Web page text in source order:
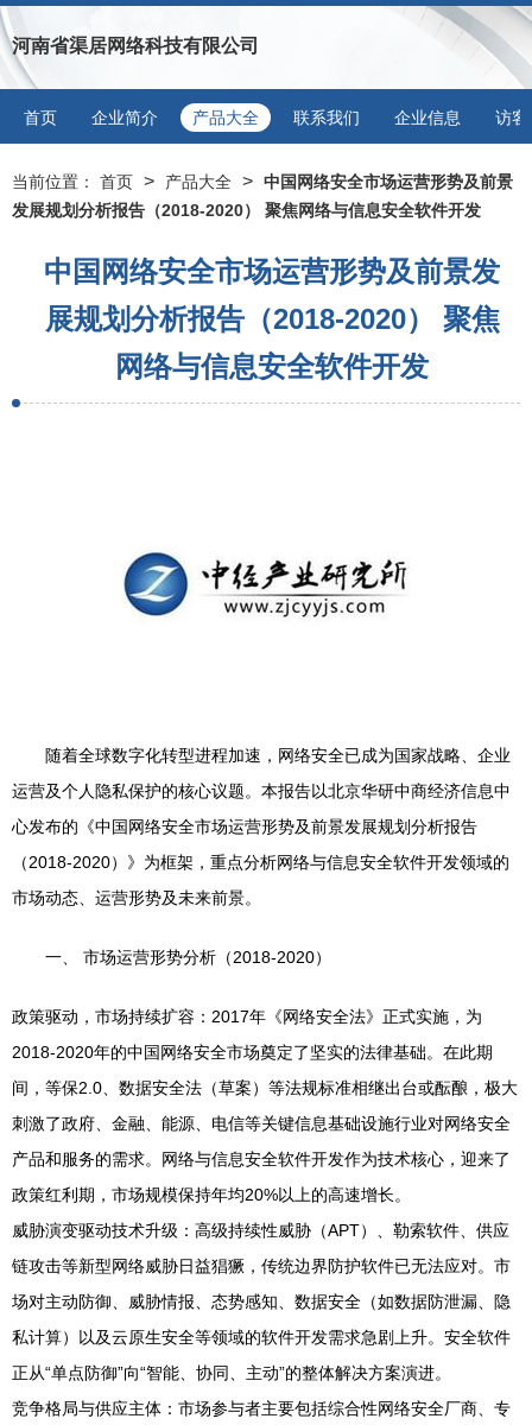
河南省渠居网络科技有限公司
首页 企业简介 产品大全 联系我们 企业信息 访客
当前位置： 首页 > 产品大全 > 中国网络安全市场运营形势及前景
发展规划分析报告（2018-2020） 聚焦网络与信息安全软件开发
中国网络安全市场运营形势及前景发
展规划分析报告（2018-2020） 聚焦
网络与信息安全软件开发
随着全球数字化转型进程加速，网络安全已成为国家战略、企业
运营及个人隐私保护的核心议题。本报告以北京华研中商经济信息中
心发布的《中国网络安全市场运营形势及前景发展规划分析报告
（2018-2020）》为框架，重点分析网络与信息安全软件开发领域的
市场动态、运营形势及未来前景。
一、 市场运营形势分析（2018-2020）
政策驱动，市场持续扩容：2017年《网络安全法》正式实施，为
2018-2020年的中国网络安全市场奠定了坚实的法律基础。在此期
间，等保2.0、数据安全法（草案）等法规标准相继出台或酝酿，极大
刺激了政府、金融、能源、电信等关键信息基础设施行业对网络安全
产品和服务的需求。网络与信息安全软件开发作为技术核心，迎来了
政策红利期，市场规模保持年均20%以上的高速增长。
威胁演变驱动技术升级：高级持续性威胁（APT）、勒索软件、供应
链攻击等新型网络威胁日益猖獗，传统边界防护软件已无法应对。市
场对主动防御、威胁情报、态势感知、数据安全（如数据防泄漏、隐
私计算）以及云原生安全等领域的软件开发需求急剧上升。安全软件
正从“单点防御”向“智能、协同、主动”的整体解决方案演进。
竞争格局与供应主体：市场参与者主要包括综合性网络安全厂商、专